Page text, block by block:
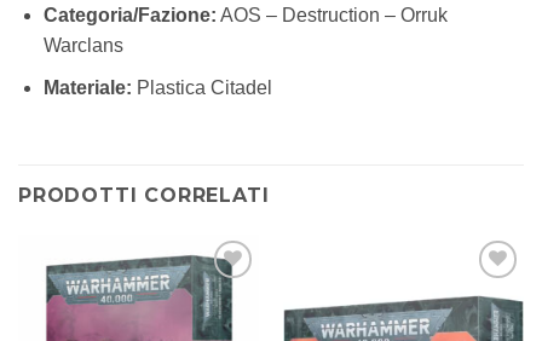
Categoria/Fazione: AOS – Destruction – Orruk
Warclans
Materiale: Plastica Citadel
PRODOTTI CORRELATI
Aggiungi
alla lista
dei
Aggiungi
alla lista
dei